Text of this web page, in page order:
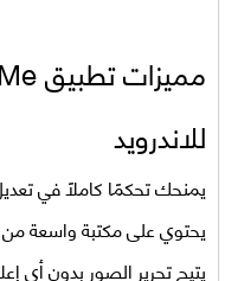
مميزات تطبيق
للاندرويد
يمنحك تحكمًا كاملًا في
يحتوي على مكتبة واسعة من
يتيح تحرير الصور بدون أي